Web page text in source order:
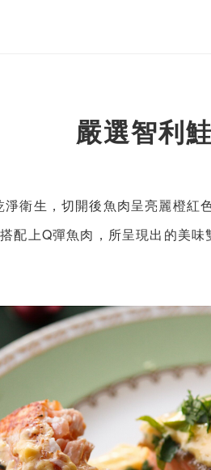
嚴選智利
衛生，切開後魚肉呈亮麗橙紅
配上Q彈魚肉，所呈現出的美味